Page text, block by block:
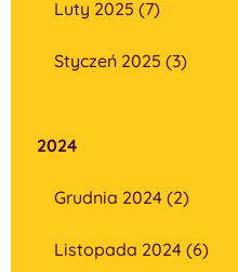
Luty 2025 (7)
Styczeń 2025 (3)
2024
Grudnia 2024 (2)
Listopada 2024 (6)